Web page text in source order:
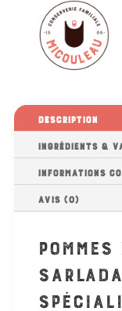
Description
Ingrédients &
Informations
Avis (0)